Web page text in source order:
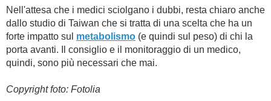
Nell'attesa che i medici sciolgano i dubbi, resta chiaro anche
dallo studio di Taiwan che si tratta di una scelta che ha un
forte impatto sul metabolismo (e quindi sul peso) di chi la
porta avanti. Il consiglio e il monitoraggio di un medico,
quindi, sono più necessari che mai.
Copyright foto: Fotolia